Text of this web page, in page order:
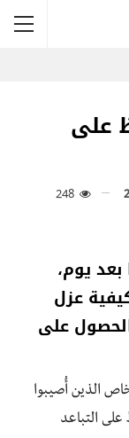
على
يوم،
عزل
على
الذين أُصيبوا
على التباعد